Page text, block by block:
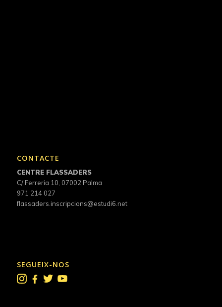
CONTACTE
CENTRE FLASSADERS
C/ Ferreria 10, 07002 Palma
971 214 027
flassaders.inscripcions@estudi6.net
SEGUEIX-NOS